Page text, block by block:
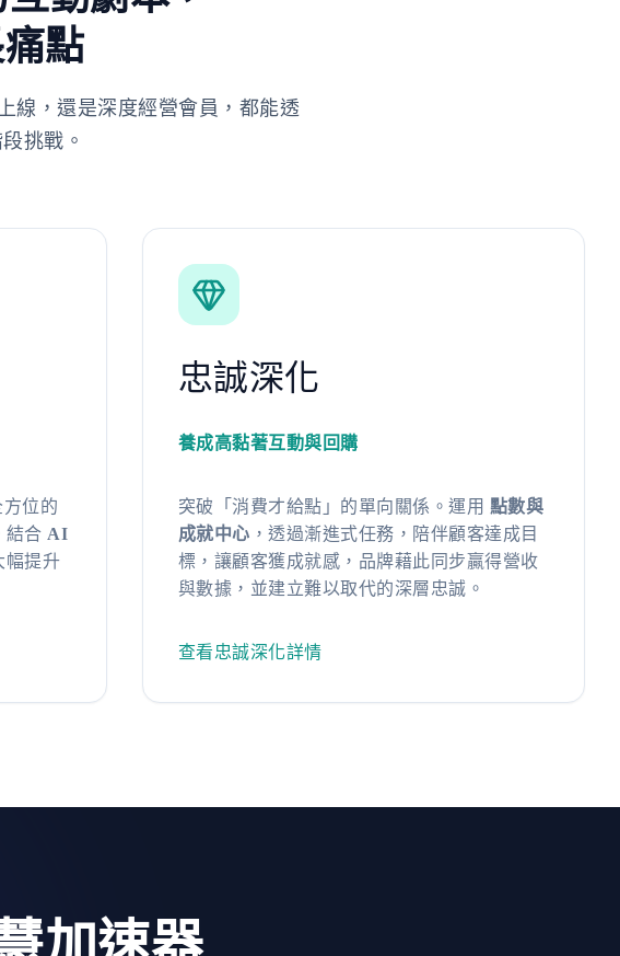
點
線，還是深度經營會員，都能透
挑戰。
位的
結合 AI
幅提升
忠誠深化
養成高黏著互動與回購
突破「消費才給點」的單向關係。運用 點數與
成就中心 ，透過漸進式任務，陪伴顧客達成目
標，讓顧客獲成就感，品牌藉此同步贏得營收
與數據，並建立難以取代的深層忠誠。
查看忠誠深化詳情
加速器